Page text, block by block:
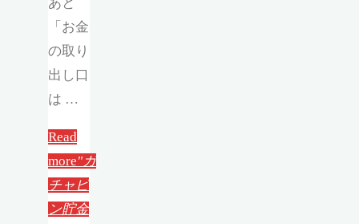
「お金
の取り
出し口
は …
Read
more"ガ
チャピ
ン貯金